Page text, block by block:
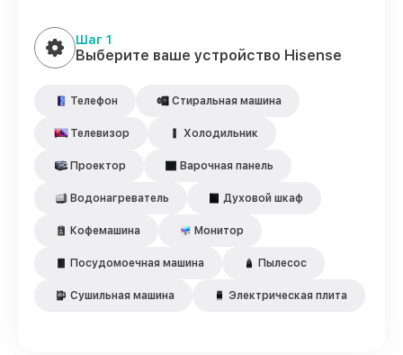
Шаг 1
Выберите ваше устройство Hisense
Телефон Стиральная машина
Телевизор Холодильник
Проектор Варочная панель
Водонагреватель Духовой шкаф
Кофемашина Монитор
Посудомоечная машина Пылесос
Сушильная машина Электрическая плита